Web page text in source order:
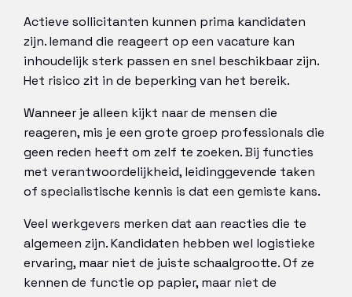
Actieve sollicitanten kunnen prima kandidaten
zijn. Iemand die reageert op een vacature kan
inhoudelijk sterk passen en snel beschikbaar zijn.
Het risico zit in de beperking van het bereik.
Wanneer je alleen kijkt naar de mensen die
reageren, mis je een grote groep professionals die
geen reden heeft om zelf te zoeken. Bij functies
met verantwoordelijkheid, leidinggevende taken
of specialistische kennis is dat een gemiste kans.
Veel werkgevers merken dat aan reacties die te
algemeen zijn. Kandidaten hebben wel logistieke
ervaring, maar niet de juiste schaalgrootte. Of ze
kennen de functie op papier, maar niet de